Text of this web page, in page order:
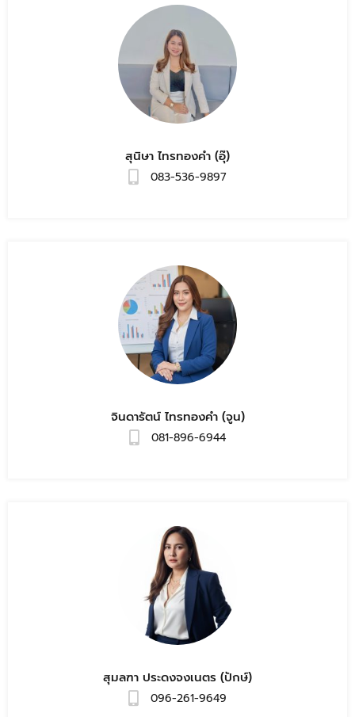
สุนิษา ไทรทองคำ (อุ๊)
083-536-9897
จินดารัตน์ ไทรทองคำ (จูน)
081-896-6944
สุมลฑา ประดงจงเนตร (ปักษ์)
096-261-9649